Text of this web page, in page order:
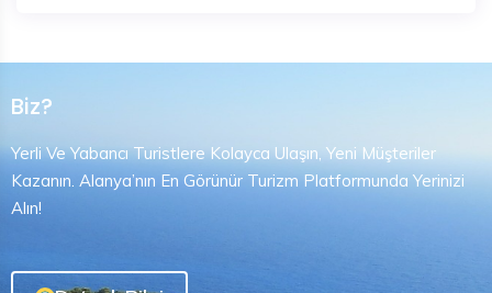
Biz?
Yerli Ve Yabancı Turistlere Kolayca Ulaşın, Yeni Müşteriler
Kazanın. Alanya’nın En Görünür Turizm Platformunda Yerinizi
Alın!